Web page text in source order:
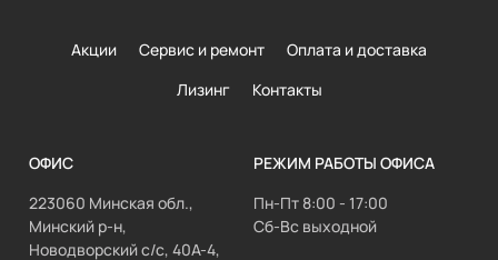
Акции Сервис и ремонт
Оплата и доставка
Лизинг
Контакты
ОФИС
223060 Минская обл.,
Минский р-н,
Новодворский с/с, 40А-4,
РЕЖИМ РАБОТЫ ОФИСА
Пн-Пт 8:00 - 17:00
Сб-Вс выходной